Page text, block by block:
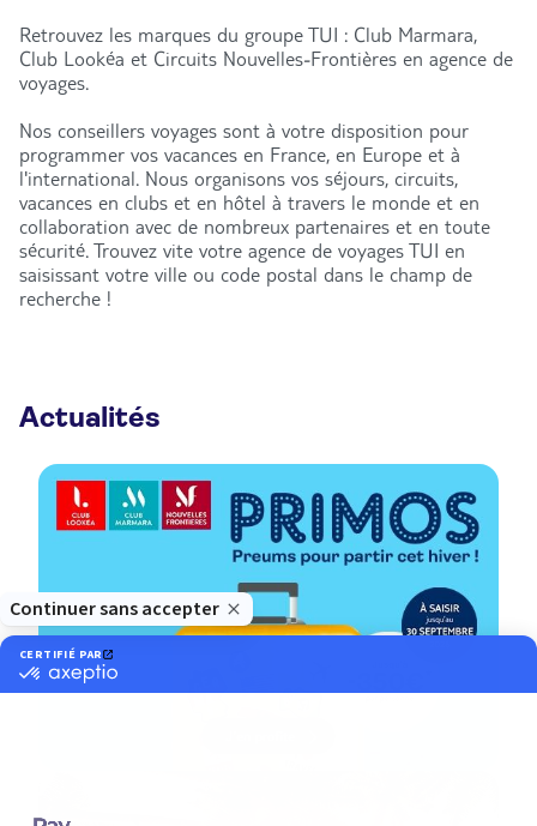
Retrouvez les marques du groupe TUI : Club Marmara,
Club Lookéa et Circuits Nouvelles-Frontières en agence de
voyages.
Nos conseillers voyages sont à votre disposition pour
programmer vos vacances en France, en Europe et à
l'international. Nous organisons vos séjours, circuits,
vacances en clubs et en hôtel à travers le monde et en
collaboration avec de nombreux partenaires et en toute
sécurité. Trouvez vite votre agence de voyages TUI en
saisissant votre ville ou code postal dans le champ de
recherche !
Actualités